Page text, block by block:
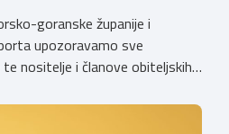
goranske županije i
upozoravamo sve
nositelje i članove obiteljskih
sukladno Zakonu o